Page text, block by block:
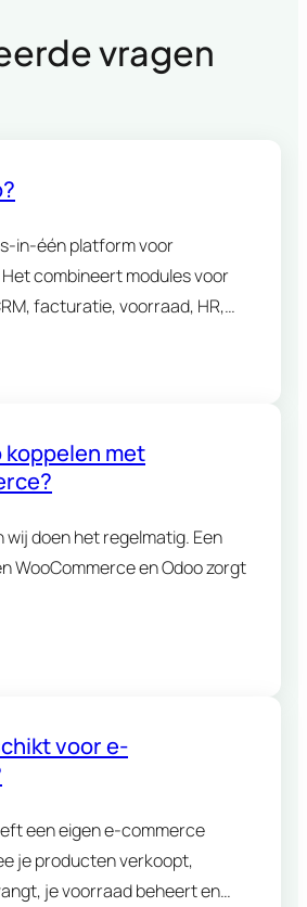
vragen
in-één platform voor
combineert modules voor
facturatie, voorraad, HR,
koppelen met
wij doen het regelmatig. Een
WooCommerce en Odoo zorgt
voor e-
een eigen e-commerce
je producten verkoopt,
je voorraad beheert en